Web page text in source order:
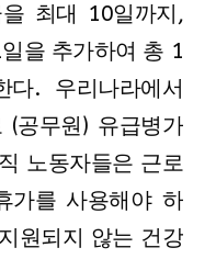
최대 10일까지,
을 추가하여 총 1
다. 우리나라에서
(공무원) 유급병가
노동자들은 근로
가를 사용해야 하
원되지 않는 건강